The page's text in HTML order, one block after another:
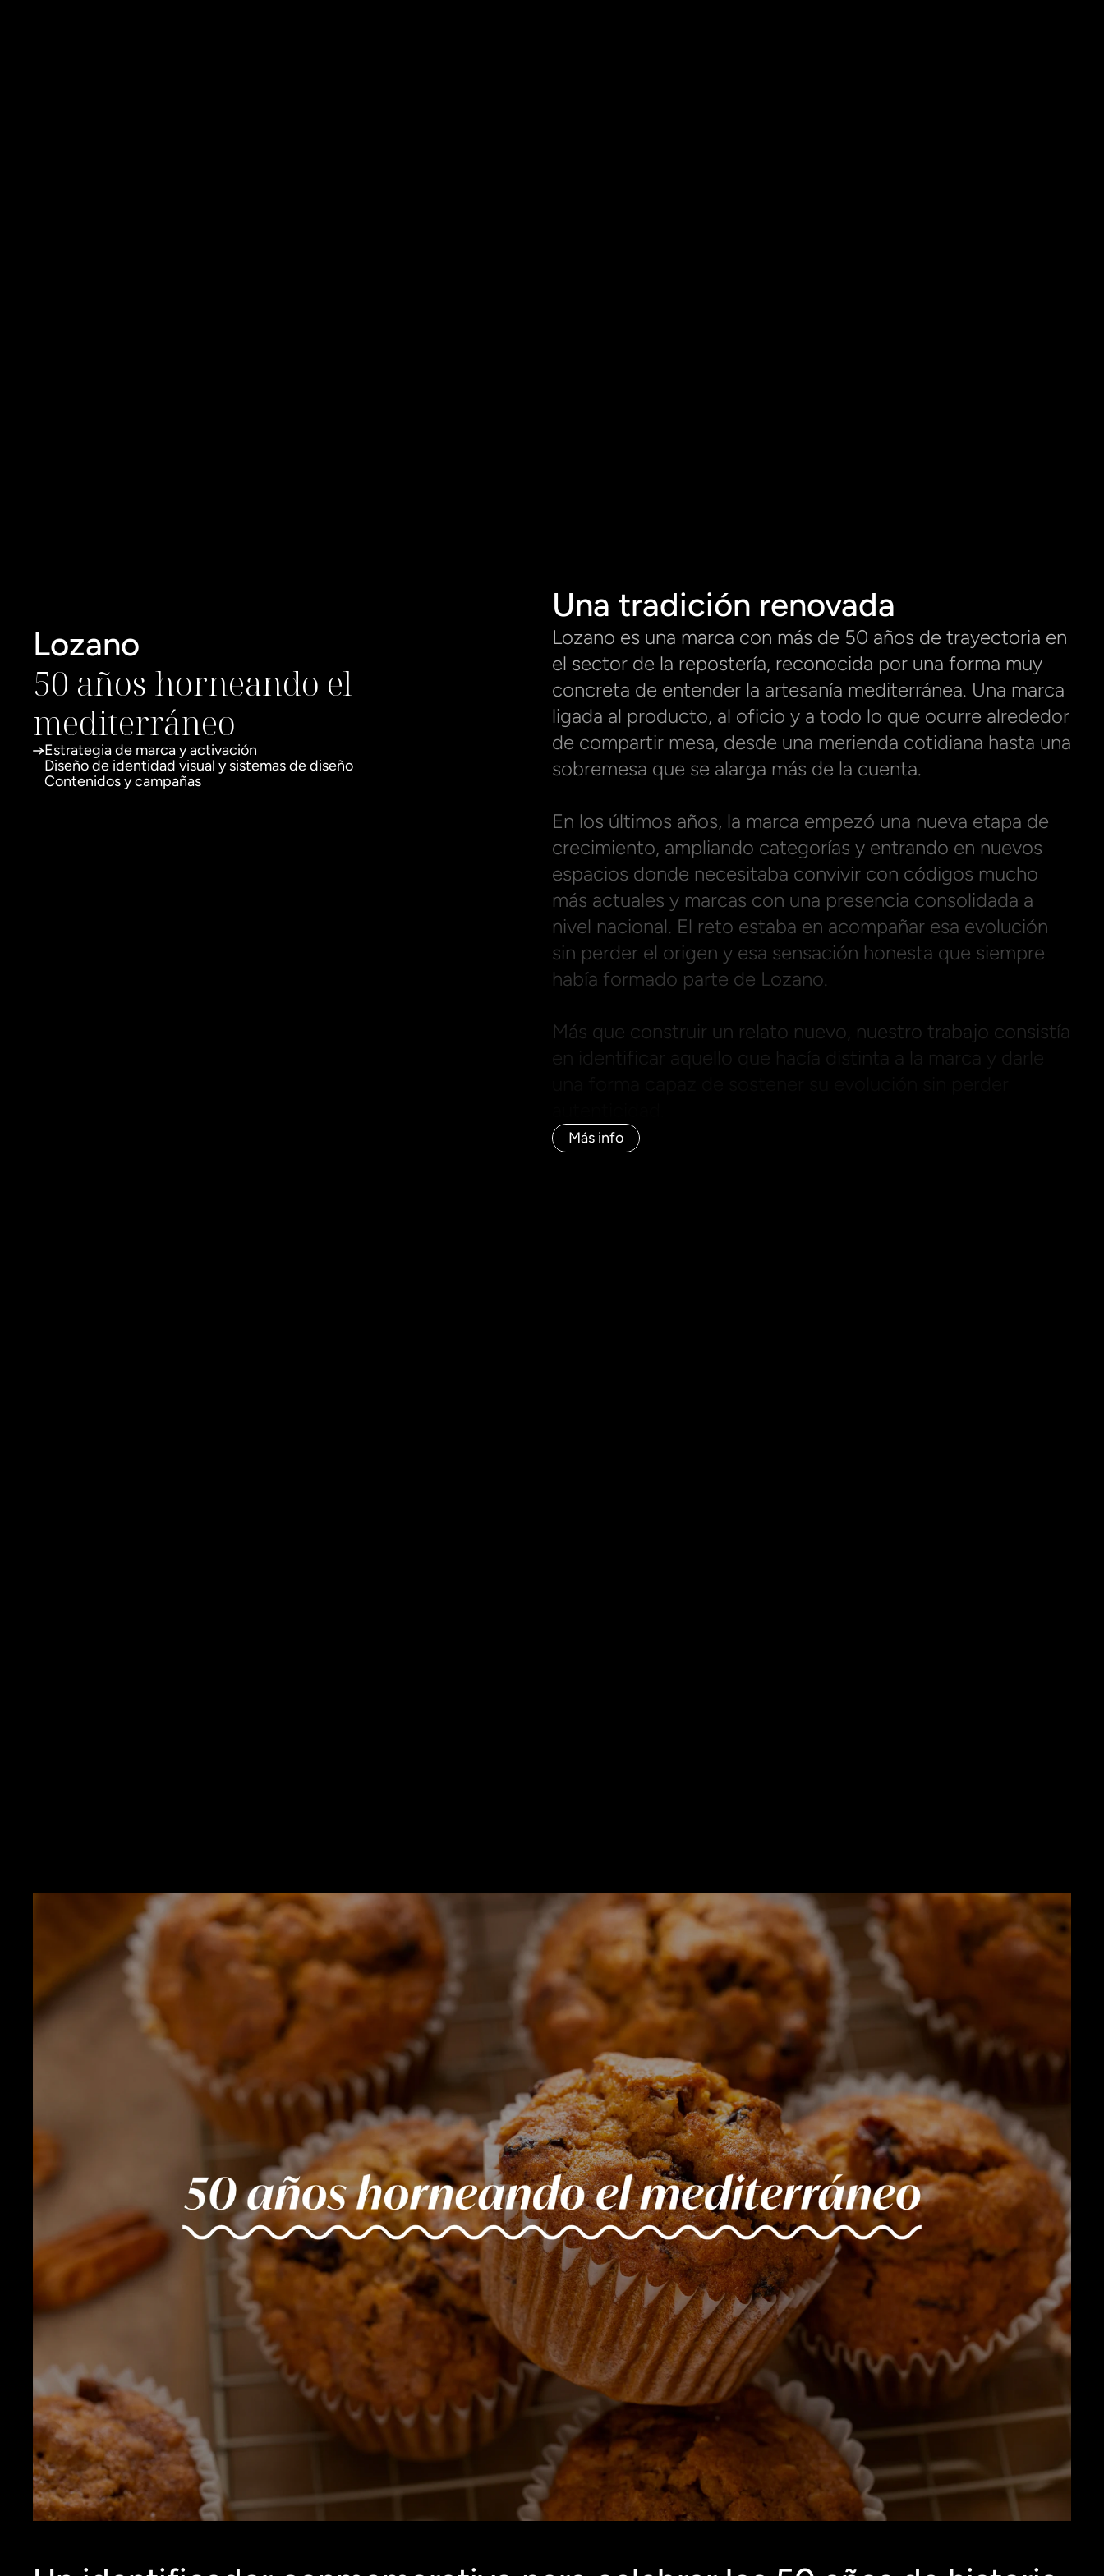
Lozano
50 años horneando el
mediterráneo
Estrategia de marca y activación
Diseño de identidad visual y sistemas de diseño
Contenidos y campañas
Una tradición renovada
Lozano es una marca con más de 50 años de trayectoria en
el sector de la repostería, reconocida por una forma muy
concreta de entender la artesanía mediterránea. Una marca
ligada al producto, al oficio y a todo lo que ocurre alrededor
de compartir mesa, desde una merienda cotidiana hasta una
sobremesa que se alarga más de la cuenta.
En los últimos años, la marca empezó una nueva etapa de
crecimiento, ampliando categorías y entrando en nuevos
espacios donde necesitaba convivir con códigos mucho
más actuales y marcas con una presencia consolidada a
nivel nacional. El reto estaba en acompañar esa evolución
sin perder el origen y esa sensación honesta que siempre
había formado parte de Lozano.
Más que construir un relato nuevo, nuestro trabajo consistía
en identificar aquello que hacía distinta a la marca y darle
Más info